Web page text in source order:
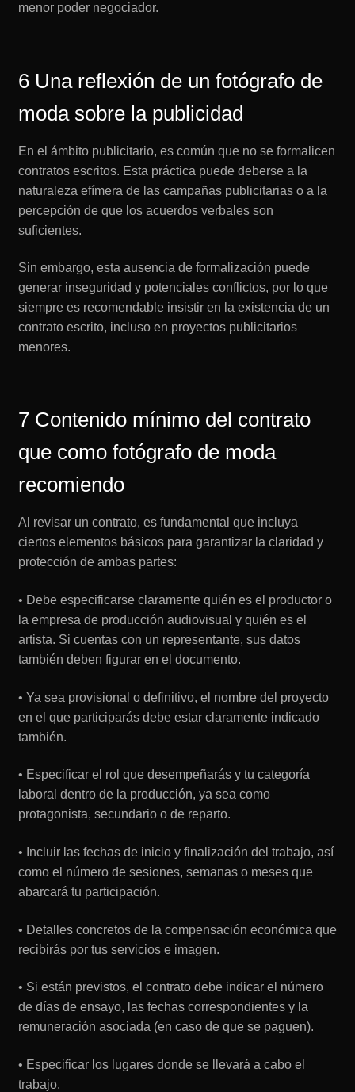
menor poder negociador.
6 Una reflexión de un fotógrafo de
moda sobre la publicidad
En el ámbito publicitario, es común que no se formalicen
contratos escritos. Esta práctica puede deberse a la
naturaleza efímera de las campañas publicitarias o a la
percepción de que los acuerdos verbales son
suficientes.
Sin embargo, esta ausencia de formalización puede
generar inseguridad y potenciales conflictos, por lo que
siempre es recomendable insistir en la existencia de un
contrato escrito, incluso en proyectos publicitarios
menores.
7 Contenido mínimo del contrato
que como fotógrafo de moda
recomiendo
Al revisar un contrato, es fundamental que incluya
ciertos elementos básicos para garantizar la claridad y
protección de ambas partes:
• Debe especificarse claramente quién es el productor o
la empresa de producción audiovisual y quién es el
artista. Si cuentas con un representante, sus datos
también deben figurar en el documento.
• Ya sea provisional o definitivo, el nombre del proyecto
en el que participarás debe estar claramente indicado
también.
• Especificar el rol que desempeñarás y tu categoría
laboral dentro de la producción, ya sea como
protagonista, secundario o de reparto.
• Incluir las fechas de inicio y finalización del trabajo, así
como el número de sesiones, semanas o meses que
abarcará tu participación.
• Detalles concretos de la compensación económica que
recibirás por tus servicios e imagen.
• Si están previstos, el contrato debe indicar el número
de días de ensayo, las fechas correspondientes y la
remuneración asociada (en caso de que se paguen).
• Especificar los lugares donde se llevará a cabo el
trabajo.